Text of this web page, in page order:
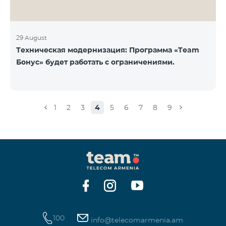
29 August
Техническая модернизация: Программа «Team
Бонус» будет работать с ограничениями.
1 2 3 4 5 6 7 8 9
100 info@telecomarmenia.am